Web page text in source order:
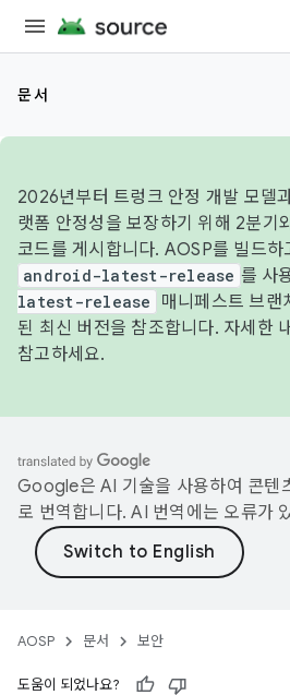
문서
2026년부터 트렁크 안정 개발 모델
랫폼 안정성을 보장하기 위해 2분기
코드를 게시합니다. AOSP를 빌드하
android-latest-release 를 사
latest-release
매니페스트 브랜
된 최신 버전을 참조합니다. 자세한
참고하세요.
Google은 AI 기술을 사용하여 콘텐
로 번역합니다. AI 번역에는 오류가
AOSP 문서 보안
도움이 되었나요?